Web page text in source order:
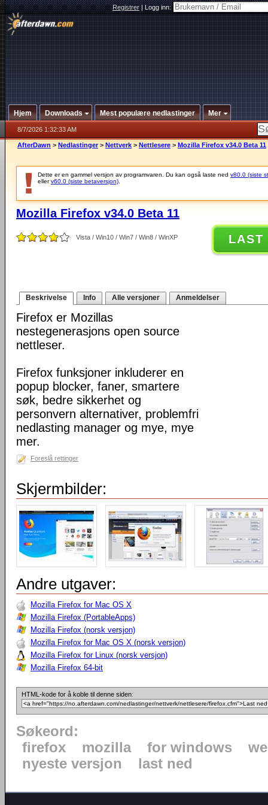
Registrer|Logg inn:
Hjem Downloads Mest populære nedlastinger Mer
8/7/2026 1:32:33 AM
AfterDawn > Nedlastinger > Nettverk > Nettlesere > Mozilla Firefox v34.0 Beta 11
Dette er en gammel versjon av programvaren. Du kan også laste ned v80.0 (siste
ellerv60.0 (siste betaversjon)
Mozilla Firefox v34.0 Beta 11
Vista / Win10 / Win7 / Win8 / WinXP LAST
Beskrivelse Info Alle versjoner Anmeldelser
Firefox er Mozillas
nestegenerasjons open source
nettleser.
Firefox funksjoner inkluderer en
popup blocker, faner, smartere
søk, bedre sikkerhet og
personvern alternativer, problemfri
nedlasting manager og mye, mye
mer.
Foreslå rettinger
Skjermbilder:
Andre utgaver:
Mozilla Firefox for Mac OS X
Mozilla Firefox (PortableApps)
Mozilla Firefox (norsk versjon)
Mozilla Firefox for Mac OS X (norsk versjon)
Mozilla Firefox for Linux (norsk versjon)
Mozilla Firefox 64-bit
HTML-kode for å koble til denne siden:
Søkeord:
firefox
mozilla for windows
nyeste versjon
last ned